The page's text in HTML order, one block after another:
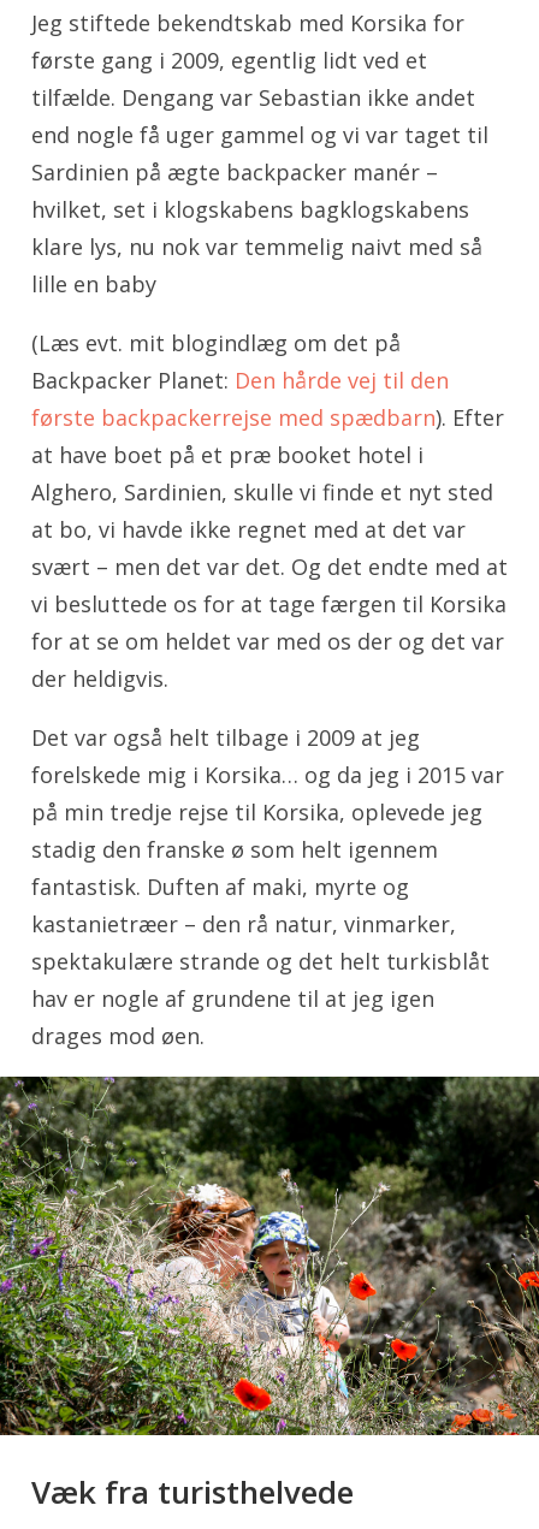
Jeg stiftede bekendtskab med Korsika for
første gang i 2009, egentlig lidt ved et
tilfælde. Dengang var Sebastian ikke andet
end nogle få uger gammel og vi var taget til
Sardinien på ægte backpacker manér –
hvilket, set i klogskabens bagklogskabens
klare lys, nu nok var temmelig naivt med så
lille en baby
(Læs evt. mit blogindlæg om det på
Backpacker Planet: Den hårde vej til den
første backpackerrejse med spædbarn). Efter
at have boet på et præ booket hotel i
Alghero, Sardinien, skulle vi finde et nyt sted
at bo, vi havde ikke regnet med at det var
svært – men det var det. Og det endte med at
vi besluttede os for at tage færgen til Korsika
for at se om heldet var med os der og det var
der heldigvis.
Det var også helt tilbage i 2009 at jeg
forelskede mig i Korsika… og da jeg i 2015 var
på min tredje rejse til Korsika, oplevede jeg
stadig den franske ø som helt igennem
fantastisk. Duften af maki, myrte og
kastanietræer – den rå natur, vinmarker,
spektakulære strande og det helt turkisblåt
hav er nogle af grundene til at jeg igen
drages mod øen.
Væk fra turisthelvede